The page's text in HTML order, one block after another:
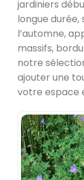
jardiniers
longue durée,
l’automne,
massifs,
notre
ajouter une
votre espace